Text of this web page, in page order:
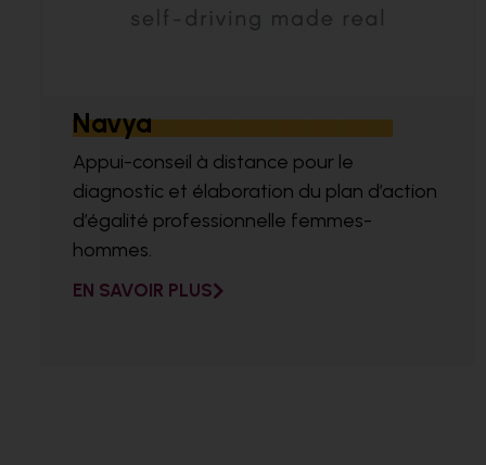
Navya
Appui-conseil à distance pour le
diagnostic et élaboration du plan d’action
d’égalité professionnelle femmes-
hommes.
EN SAVOIR PLUS